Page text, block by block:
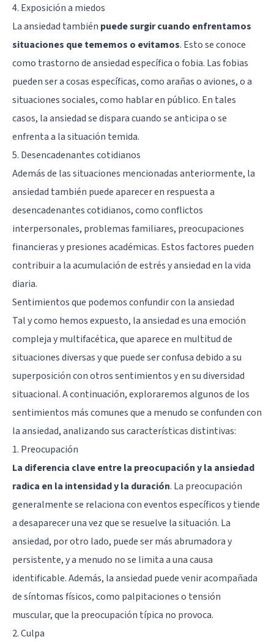
4. Exposición a miedos
La ansiedad también puede surgir cuando enfrentamos
situaciones que tememos o evitamos. Esto se conoce
como trastorno de ansiedad específica o fobia. Las fobias
pueden ser a cosas específicas, como arañas o aviones, o a
situaciones sociales, como hablar en público. En tales
casos, la ansiedad se dispara cuando se anticipa o se
enfrenta a la situación temida.
5. Desencadenantes cotidianos
Además de las situaciones mencionadas anteriormente, la
ansiedad también puede aparecer en respuesta a
desencadenantes cotidianos, como conflictos
interpersonales, problemas familiares, preocupaciones
financieras y presiones académicas. Estos factores pueden
contribuir a la acumulación de estrés y ansiedad en la vida
diaria.
Sentimientos que podemos confundir con la ansiedad
Tal y como hemos expuesto, la ansiedad es una emoción
compleja y multifacética, que aparece en multitud de
situaciones diversas y que puede ser confusa debido a su
superposición con otros sentimientos y en su diversidad
situacional. A continuación, exploraremos algunos de los
sentimientos más comunes que a menudo se confunden con
la ansiedad, analizando sus características distintivas:
1. Preocupación
La diferencia clave entre la preocupación y la ansiedad
radica en la intensidad y la duración. La preocupación
generalmente se relaciona con eventos específicos y tiende
a desaparecer una vez que se resuelve la situación. La
ansiedad, por otro lado, puede ser más abrumadora y
persistente, y a menudo no se limita a una causa
identificable. Además, la ansiedad puede venir acompañada
de síntomas físicos, como palpitaciones o tensión
muscular, que la preocupación típica no provoca.
2. Culpa